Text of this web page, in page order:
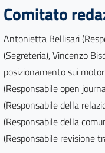
Comitato
Antonietta Bellisari
(Segreteria), Vincenzo
posizionamento sui
(Responsabile open
(Responsabile della
(Responsabile della
(Responsabile revisione